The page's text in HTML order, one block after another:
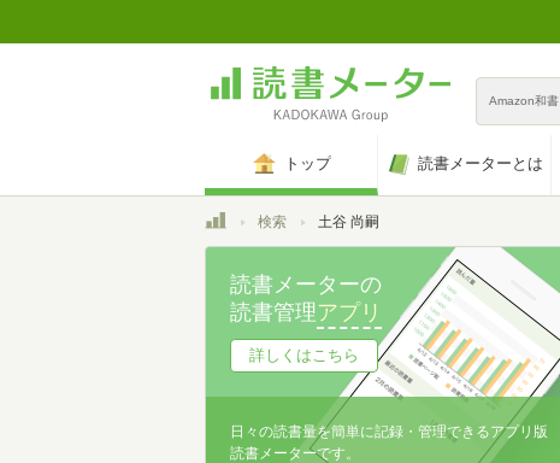
Amazon和書
トップ 読書メーターとは
トップ検索 土谷 尚嗣
読書メーターの
読書管理アプリ
詳しくはこちら
日々の読書量を簡単に記録・管理できるアプリ版
読書メーターです。